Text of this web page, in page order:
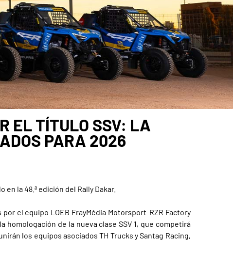
EL TÍTULO SSV: LA
PARA 2026
la 48.ª edición del Rally Dakar.
el equipo LOEB FrayMédia Motorsport-RZR Factory
de la nueva clase SSV 1, que competirá
los equipos asociados TH Trucks y Santag Racing,